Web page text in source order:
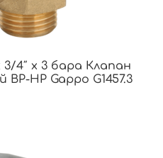
3/4″ x 3 бара Клапан
НР Gappo G1457.3